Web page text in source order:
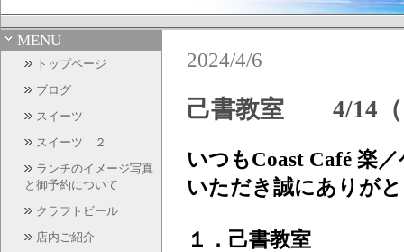
MENU
トップページ
ブログ
スイーツ
スイーツ ２
ランチのイメージ写真
と御予約について
クラフトビール
店内ご紹介
2024/4/6
己書教室 4/14（
いつもCoast Café 楽
いただき誠にありが
１．己書教室